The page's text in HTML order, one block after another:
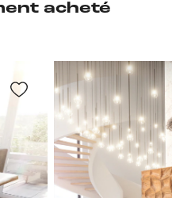
acheté